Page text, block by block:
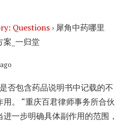
Questions › 犀角中药哪里
_一归堂
否包含药品说明书中记载的不
。 “重庆百君律师事务所合伙
一步明确具体副作用的范围，